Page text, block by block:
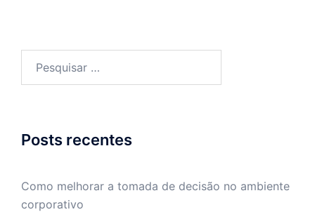
por:
Posts recentes
Como melhorar a tomada de decisão no ambiente
corporativo